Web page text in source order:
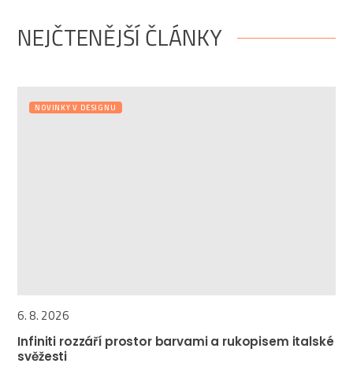
NEJČTENĚJŠÍ ČLÁNKY
NOVINKY V DESIGNU
6. 8. 2026
Infiniti rozzáří prostor barvami a rukopisem italské
svěžesti